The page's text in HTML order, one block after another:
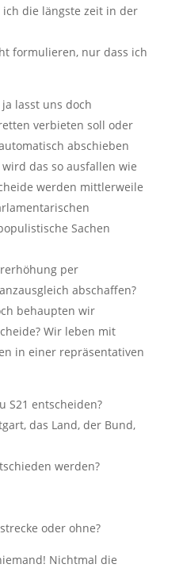
die längste zeit in der
formulieren, nur dass ich
lasst uns doch
verbieten soll oder
abschieben
das so ausfallen wie
werden mittlerweile
Sachen
per
abschaffen?
behaupten wir
Wir leben mit
in einer repräsentativen
S21 entscheiden?
das Land, der Bund,
werden?
oder ohne?
Nichtmal die